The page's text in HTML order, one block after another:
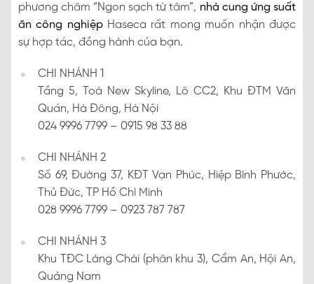
phương châm “Ngon sạch từ tâm”, nhà cung ứng suất
ăn công nghiệpHaseca rất mong muốn nhận được
sự hợp tác, đồng hành của bạn.
CHI NHÁNH 1
Tầng 5, Toà New Skyline, Lô CC2, Khu ĐTM Văn
Quán, Hà Đông, Hà Nội
024 9996 7799 – 0915 98 33 88
CHI NHÁNH 2
Số 69, Đường 37, KĐT Vạn Phúc, Hiệp Bình Phước,
Thủ Đức, TP Hồ Chí Minh
028 9996 7799 – 0923 787 787
CHI NHÁNH 3
Khu TĐC Làng Chài (phân khu 3), Cẩm An, Hội An,
Quảng Nam